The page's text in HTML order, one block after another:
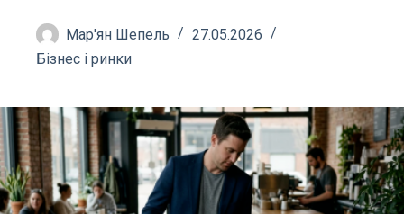
Мар'ян Шепель
27.05.2026
Бізнес і ринки